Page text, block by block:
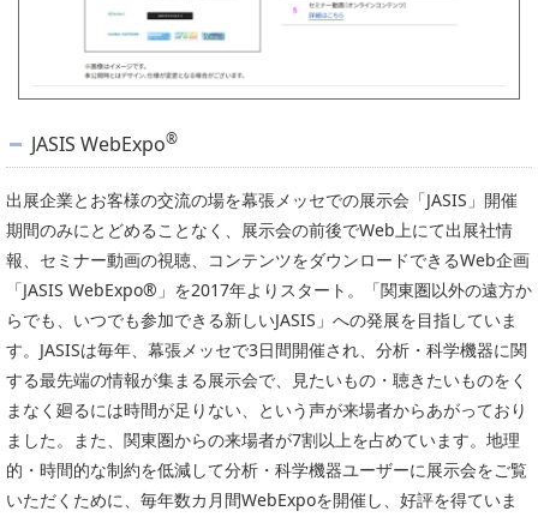
JASIS WebExpo®
出展企業とお客様の交流の場を幕張メッセでの展示会「JASIS」開催
期間のみにとどめることなく、展示会の前後でWeb上にて出展社情
報、セミナー動画の視聴、コンテンツをダウンロードできるWeb企画
「JASIS WebExpo®」を2017年よりスタート。「関東圏以外の遠方か
らでも、いつでも参加できる新しいJASIS」への発展を目指していま
す。JASISは毎年、幕張メッセで3日間開催され、分析・科学機器に関
する最先端の情報が集まる展示会で、見たいもの・聴きたいものをく
まなく廻るには時間が足りない、という声が来場者からあがっており
ました。また、関東圏からの来場者が7割以上を占めています。地理
的・時間的な制約を低減して分析・科学機器ユーザーに展示会をご覧
いただくために、毎年数カ月間WebExpoを開催し、好評を得ていま